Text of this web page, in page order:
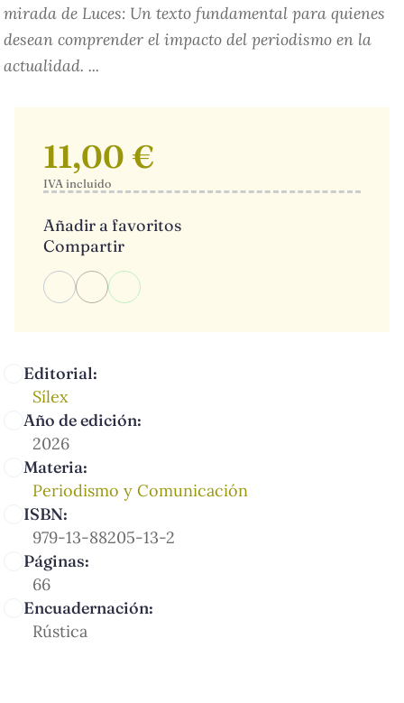
mirada de Luces: Un texto fundamental para quienes
desean comprender el impacto del periodismo en la
actualidad. ...
Editorial:
Sílex
Año de edición:
2026
Materia:
Periodismo y Comunicación
ISBN:
979-13-88205-13-2
Páginas:
66
Encuadernación:
Rústica
11,00 €
IVA incluido
Añadir a favoritos
Compartir